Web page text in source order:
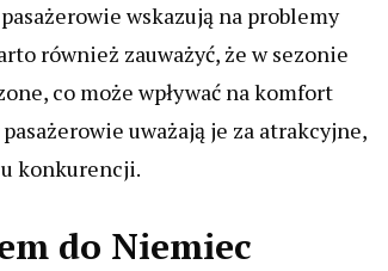
wskazują na problemy
również zauważyć, że w sezonie
co może wpływać na komfort
uważają je za atrakcyjne,
konkurencji.
do Niemiec